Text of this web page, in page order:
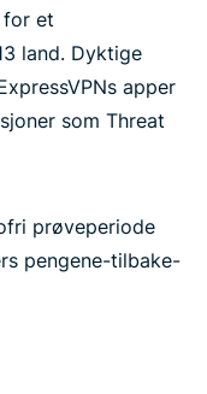
for et
land. Dyktige
apper
som Threat
prøveperiode
pengene-tilbake-